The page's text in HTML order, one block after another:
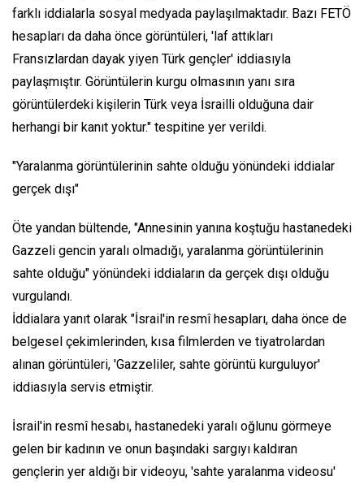
farklı iddialarla sosyal medyada paylaşılmaktadır. Bazı FETÖ
hesapları da daha önce görüntüleri, 'laf attıkları
Fransızlardan dayak yiyen Türk gençler' iddiasıyla
paylaşmıştır. Görüntülerin kurgu olmasının yanı sıra
görüntülerdeki kişilerin Türk veya İsrailli olduğuna dair
herhangi bir kanıt yoktur." tespitine yer verildi.
"Yaralanma görüntülerinin sahte olduğu yönündeki iddialar
gerçek dışı"
Öte yandan bültende, "Annesinin yanına koştuğu hastanedeki
Gazzeli gencin yaralı olmadığı, yaralanma görüntülerinin
sahte olduğu" yönündeki iddiaların da gerçek dışı olduğu
vurgulandı.
İddialara yanıt olarak "İsrail'in resmî hesapları, daha önce de
belgesel çekimlerinden, kısa filmlerden ve tiyatrolardan
alınan görüntüleri, 'Gazzeliler, sahte görüntü kurguluyor'
iddiasıyla servis etmiştir.
İsrail'in resmî hesabı, hastanedeki yaralı oğlunu görmeye
gelen bir kadının ve onun başındaki sargıyı kaldıran
gençlerin yer aldığı bir videoyu, 'sahte yaralanma videosu'